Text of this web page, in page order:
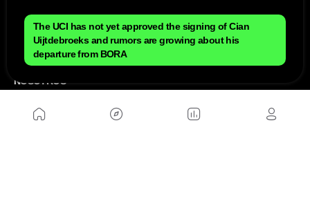
NOSOTROS
Mapa del sitio
Aviso Legal
The UCI has not yet approved the signing of Cian
Uijtdebroeks and rumors are growing about his
departure from BORA